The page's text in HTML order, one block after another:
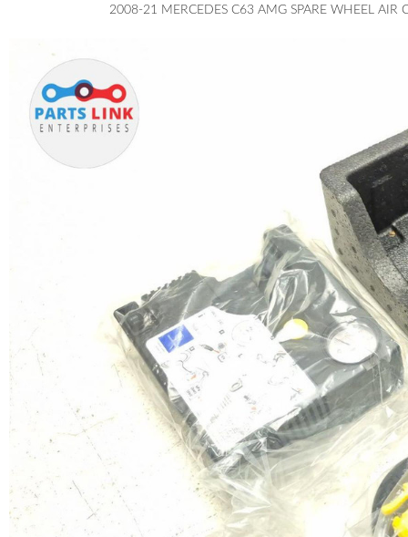
2008-21 MERCEDES C63 AMG SPARE WHEEL